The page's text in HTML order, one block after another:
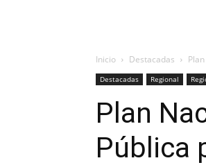
Inicio Destacadas
Destacadas Regional
Plan
Pública